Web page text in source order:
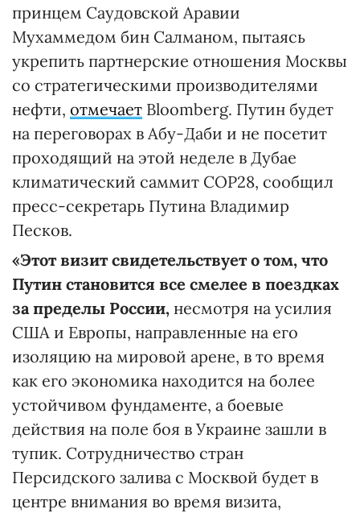
принцем Саудовской Аравии
Мухаммедом бин Салманом, пытаясь
укрепить партнерские отношения Москвы
со стратегическими производителями
нефти, отмечает Bloomberg. Путин будет
на переговорах в Абу-Даби и не посетит
проходящий на этой неделе в Дубае
климатический саммит COP28, сообщил
пресс-секретарь Путина Владимир
Песков.
«Этот визит свидетельствует о том, что
Путин становится все смелее в поездках
за пределы России, несмотря на усилия
США и Европы, направленные на его
изоляцию на мировой арене, в то время
как его экономика находится на более
устойчивом фундаменте, а боевые
действия на поле боя в Украине зашли в
тупик. Сотрудничество стран
Персидского залива с Москвой будет в
центре внимания во время визита,